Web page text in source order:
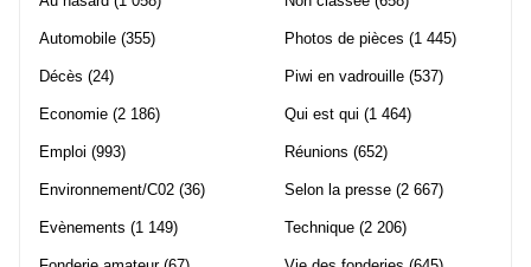
Automobile (355)
Décès (24)
Economie (2 186)
Emploi (993)
Environnement/C02 (36)
Evènements (1 149)
Photos de pièces (1 445)
Piwi en vadrouille (537)
Qui est qui (1 464)
Réunions (652)
Selon la presse (2 667)
Technique (2 206)